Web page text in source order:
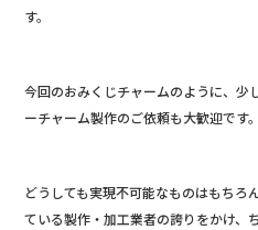
す。
今回のおみくじチャームのように、少
ーチャーム製作のご依頼も大歓迎です。
どうしても実現不可能なものはもちろ
ている製作・加工業者の誇りをかけ、